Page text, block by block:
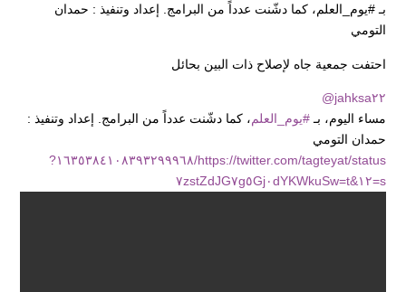
احتفت جمعية جاه لإصلاح ذات البين بحائل
@jahksa٢٢
مساء اليوم، بـ #يوم_العلم، كما دشّنت عدداً من البرامج. إعداد وتنفيذ :
حمدان التومي
https://twitter.com/tagteyat/status/١٦٣٥٣٨٤١٠٨٣٩٣٢٩٩٩٦٨?
s=١٢&t=٧zstZdJ
G٧g٥Gj٠dYKWkuSw